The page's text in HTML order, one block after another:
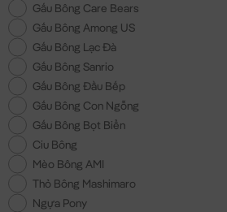
Gấu Bông Care Bears
Gấu Bông Among US
Gấu Bông Lạc Đà
Gấu Bông Sanrio
Gấu Bông Đầu Bếp
Gấu Bông Con Ngỗng
Gấu Bông Bọt Biển
Ciu Bông
Mèo Bông AMI
Thỏ Bông Mashimaro
Ngựa Pony